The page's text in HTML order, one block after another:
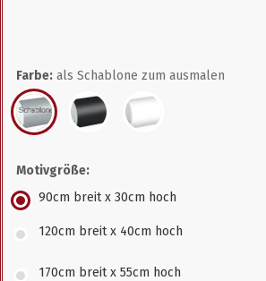
Farbe: als Schablone zum ausmalen
Motivgröße:
90cm breit x 30cm hoch
120cm breit x 40cm hoch
170cm breit x 55cm hoch